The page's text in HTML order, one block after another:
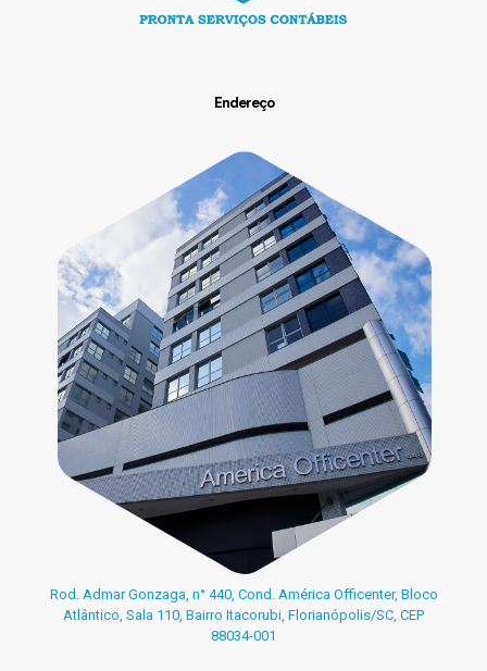
Endereço
Rod. Admar Gonzaga, n° 440, Cond. América Officenter, Bloco
Atlântico, Sala 110, Bairro Itacorubi, Florianópolis/SC, CEP
88034-001